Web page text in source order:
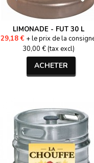
LIMONADE - FUT 30 L
29,18 € + le prix de la
30,00 € (tax excl)
ACHETER